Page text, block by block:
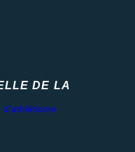
DE LA